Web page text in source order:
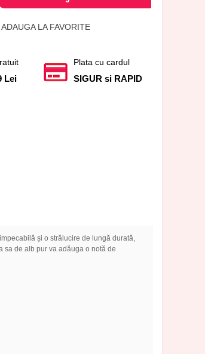
ADAUGA LA FAVORITE
Lei
Plata cu cardul
SIGUR si RAPID
și o strălucire de lungă durată,
sa de alb pur va adăuga o notă de